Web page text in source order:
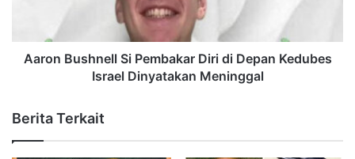
Aaron Bushnell Si Pembakar Diri di Depan Kedubes
Israel Dinyatakan Meninggal
Berita Terkait